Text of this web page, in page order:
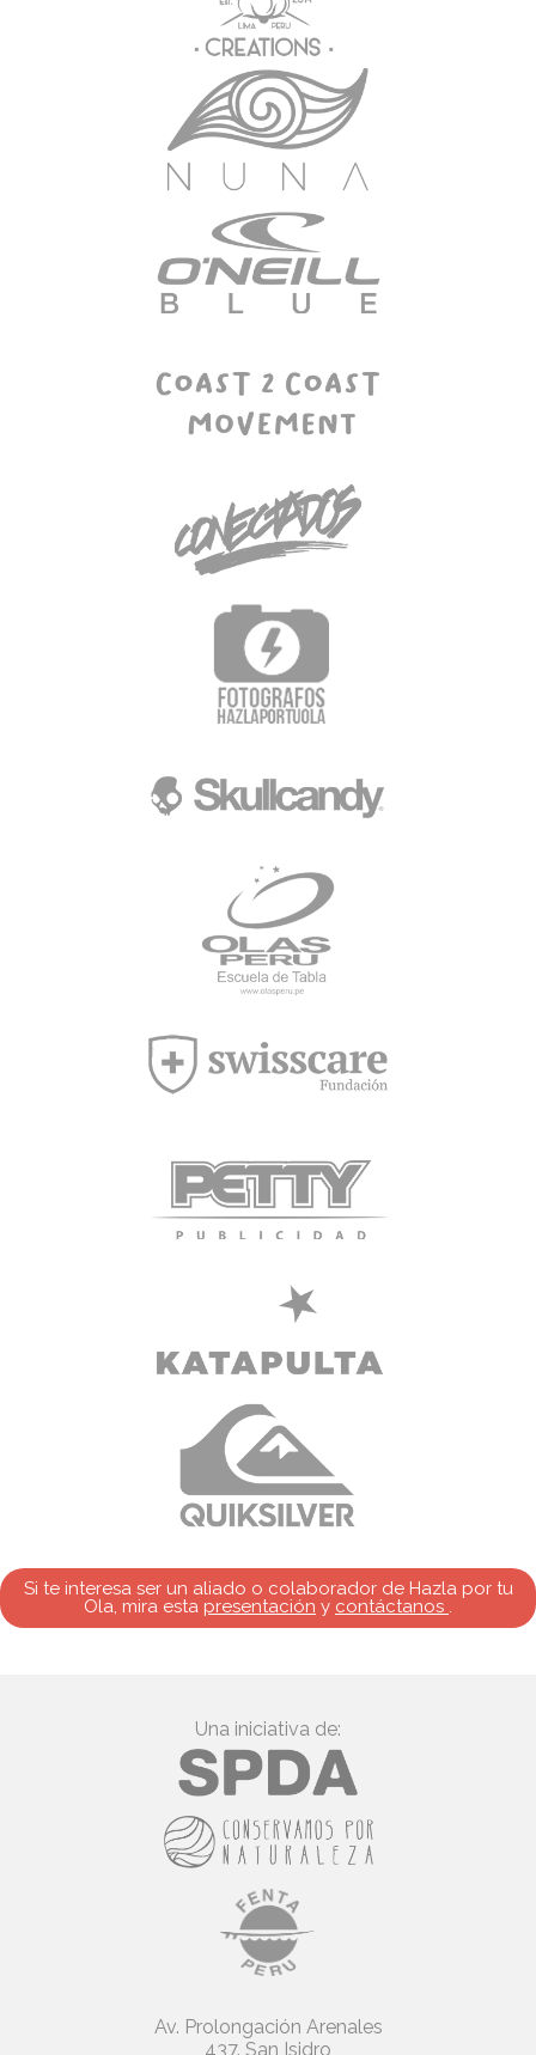
Si te interesa ser un aliado o colaborador de Hazla por tu
Ola, mira esta presentación y contáctanos .
Una iniciativa de:
Av. Prolongación Arenales
437. San Isidro